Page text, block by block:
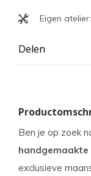
Eigen
Delen
Ben je op zoek
handgemaakte
exclusieve